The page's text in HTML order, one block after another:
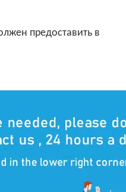
предоставить в